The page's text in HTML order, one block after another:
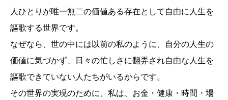
人ひとりが唯一無二の価値ある存在として自由に人生を
謳歌する世界です。
なぜなら、世の中には以前の私のように、自分の人生の
価値に気づかず、日々の忙しさに翻弄され自由な人生を
謳歌できていない人たちがいるからです。
その世界の実現のために、私は、お金・健康・時間・場